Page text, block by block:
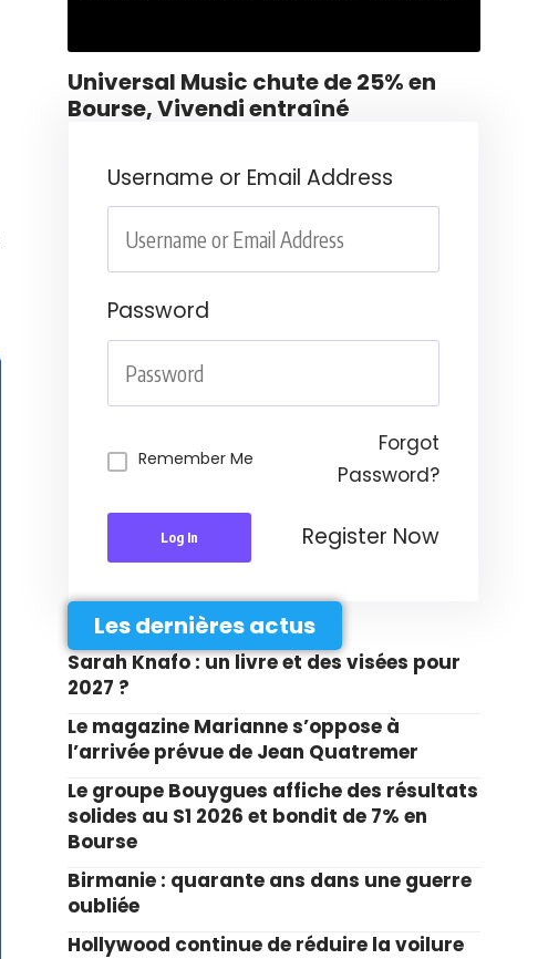
Universal Music chute de 25% en
Bourse, Vivendi entraîné
Username or Email Address
Password
Remember Me
Forgot
Password?
Log In Register Now
Les dernières actus
Sarah Knafo : un livre et des visées pour
2027 ?
Le magazine Marianne s’oppose à
l’arrivée prévue de Jean Quatremer
Le groupe Bouygues affiche des résultats
solides au S1 2026 et bondit de 7% en
Bourse
Birmanie : quarante ans dans une guerre
oubliée
Hollywood continue de réduire la voilure